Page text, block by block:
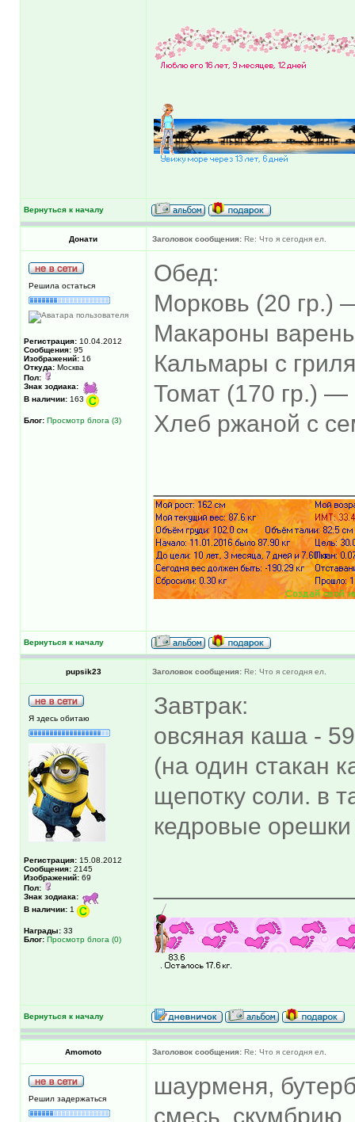
Вернуться к началу
Донати Заголовок сообщения: Re: Что я сегодня ел.
Решила остаться
Регистрация: 10.04.2012
Сообщения: 95
Изображений: 16
Откуда: Москва
Пол:
Знак зодиака:
В наличии: 163
Блог: Просмотр блога (3)
Обед:
Морковь (20 гр.)
Макароны
Кальмары с
Томат (170 гр.) —
Хлеб ржаной с
Вернуться к началу
pupsik23 Заголовок сообщения: Re: Что я сегодня ел.
Я здесь обитаю
Регистрация: 15.08.2012
Сообщения: 2145
Изображений: 69
Пол:
Знак зодиака:
В наличии: 1
Награды: 33
Блог: Просмотр блога (0)
Завтрак:
овсяная каша -
(на один стакан
щепотку соли. в
кедровые орешки
Вернуться к началу
Amomoto Заголовок сообщения: Re: Что я сегодня ел.
Решил задержаться
шаурменя,
смесь,